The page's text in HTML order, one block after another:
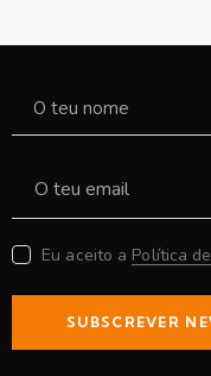
Eu aceito a Política
SUBSCREVER